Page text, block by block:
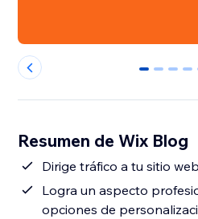
0 1 2 3
Resumen de Wix Blog
Dirige tráfico a tu sitio
Logra un aspecto
opciones de